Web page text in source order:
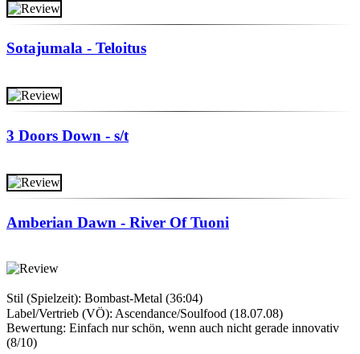
Sotajumala - Teloitus
3 Doors Down - s/t
Amberian Dawn - River Of Tuoni
Stil (Spielzeit): Bombast-Metal (36:04)
Label/Vertrieb (VÖ): Ascendance/Soulfood (18.07.08)
Bewertung: Einfach nur schön, wenn auch nicht gerade innovativ
(8/10)